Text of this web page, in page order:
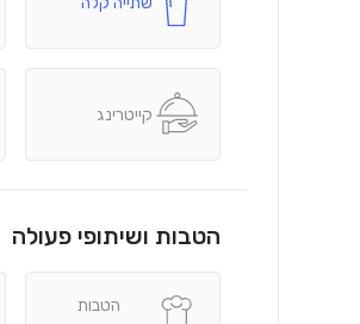
קייטרינג
הטבות ושיתופי פעולה
הטבות